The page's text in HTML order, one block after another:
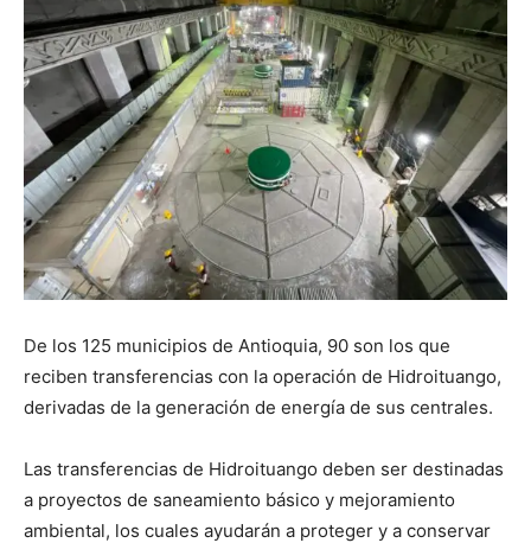
De los 125 municipios de Antioquia, 90 son los que
reciben transferencias con la operación de Hidroituango,
derivadas de la generación de energía de sus centrales.
Las transferencias de Hidroituango deben ser destinadas
a proyectos de saneamiento básico y mejoramiento
ambiental, los cuales ayudarán a proteger y a conservar